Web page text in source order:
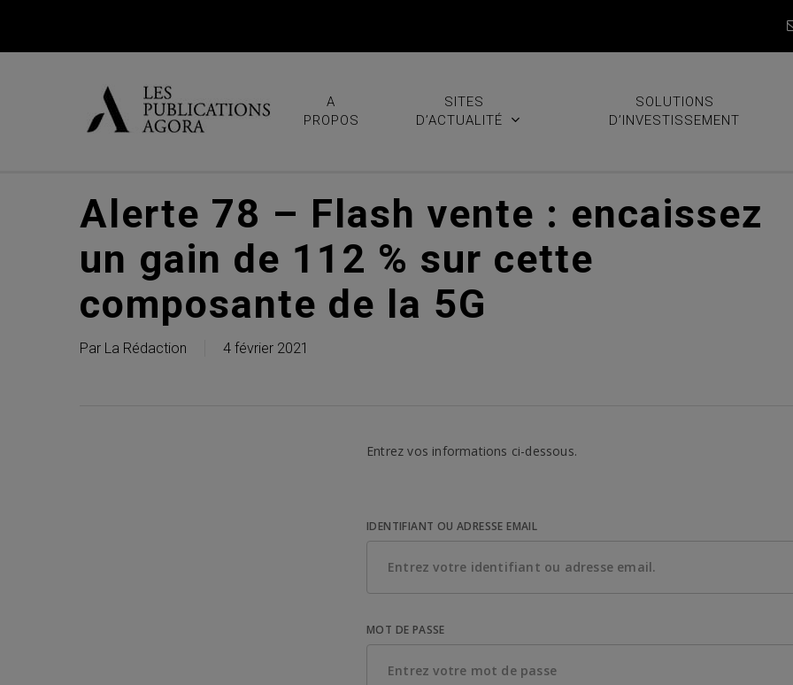
A
PROPOS
SITES
D’ACTUALITÉ
SOLUTIONS
D’INVESTISSEMENT
Alerte 78 – Flash vente : encaissez
un gain de 112 % sur cette
composante de la 5G
Par La Rédaction 4 février 2021
Entrez vos informations ci-dessous.
IDENTIFIANT OU ADRESSE EMAIL
MOT DE PASSE